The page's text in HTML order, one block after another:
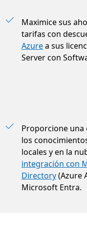
Maximice sus
tarifas con
Azurea sus
Server con
Proporcione una
los
locales y en la
integración con
Directory(Azure
Microsoft Entra.